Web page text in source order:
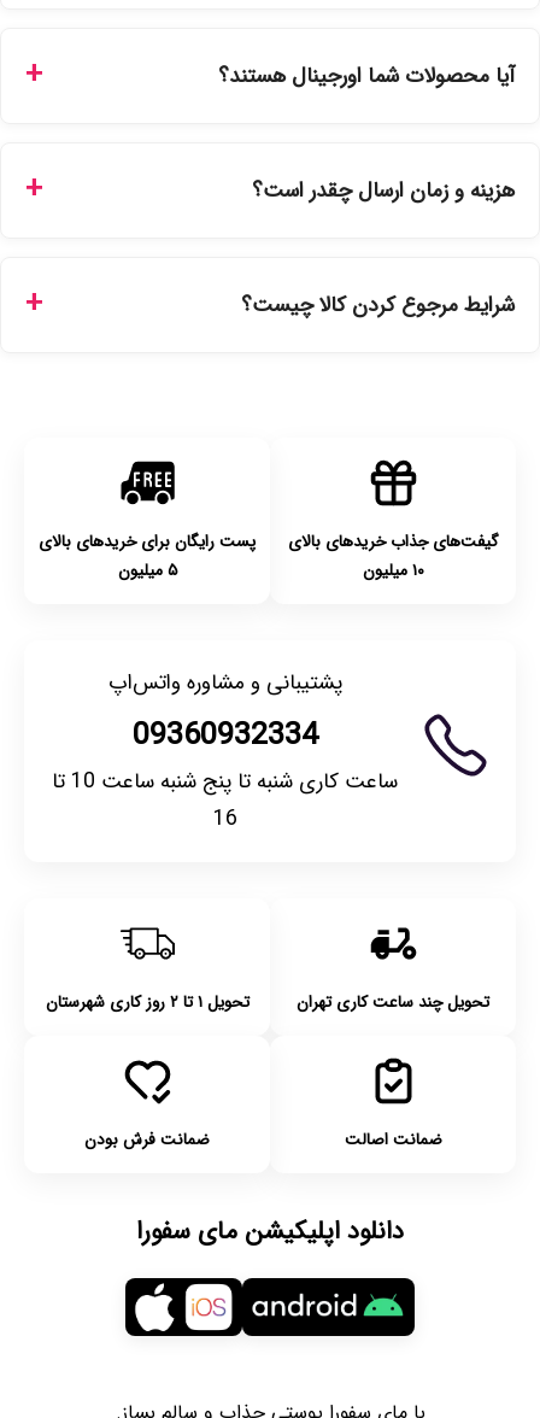
سفارشات در سایت، وضعیت لحظه‌ای مرسوله را مشاهده کنید.
آیا محصولات شما اورجینال هستند؟
نمایندگی‌های معتبر تهیه شده و دارای بچ‌کد قابل استعلام هستند.
هزینه و زمان ارسال چقدر است؟
انتخاب کنید و برای شهرستان‌ها بین یک الی ۳ روز کاری از طریق
شرایط مرجوع کردن کالا چیست؟
گیفت‌های جذاب خریدهای بالای
۱۰ میلیون
پست رایگان برای خریدهای بالای
۵ میلیون
پشتیبانی و مشاوره واتس‌اپ
09360932334
ساعت کاری شنبه تا پنج شنبه ساعت 10 تا
16
تحویل چند ساعت کاری تهران تحویل ۱ تا ۲ روز کاری شهرستان
ضمانت اصالت ضمانت فرش بودن
دانلود اپلیکیشن مای سفورا